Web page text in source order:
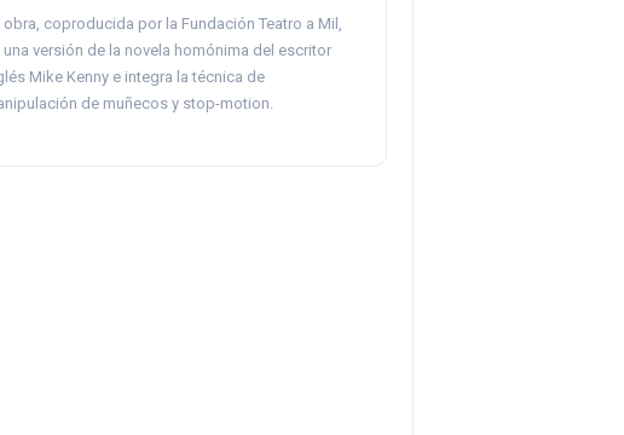
obra, coproducida por la Fundación Teatro a Mil,
una versión de la novela homónima del escritor
Mike Kenny e integra la técnica de
de muñecos y stop-motion.